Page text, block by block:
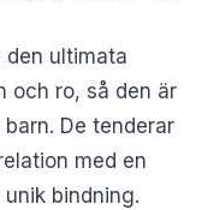
den ultimata
och ro, så den är
De tenderar
med en
bindning.